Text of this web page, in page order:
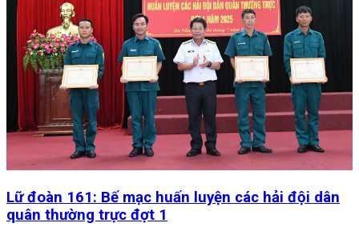
Lữ đoàn 161: Bế mạc huấn luyện các hải đội dân
quân thường trực đợt 1